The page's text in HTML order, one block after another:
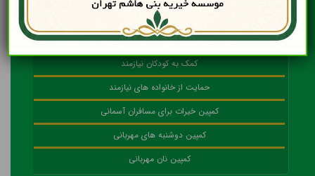
آخرین مقالات
چگونه به خیریه اعتماد کنیم
کمک به کودکان نیازمند
حمایت از خانواده‌ های نیازمند
کمپین خیرات برای مسافران آسمانی
کمپین دوشنبه ‌های مهربانی
کمپین نان مهربانی